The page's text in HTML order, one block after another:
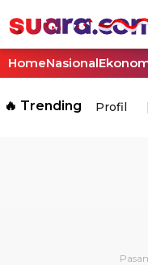
HomeNasional
🔥 Trending Profil